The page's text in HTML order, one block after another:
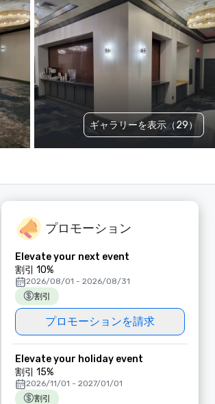
ギャラリーを表示（29）
プロモーション
Elevate your next event
割引 10%
2026/08/01 - 2026/08/31
割引
プロモーションを請求
Elevate your holiday event
割引 15%
2026/11/01 - 2027/01/01
割引